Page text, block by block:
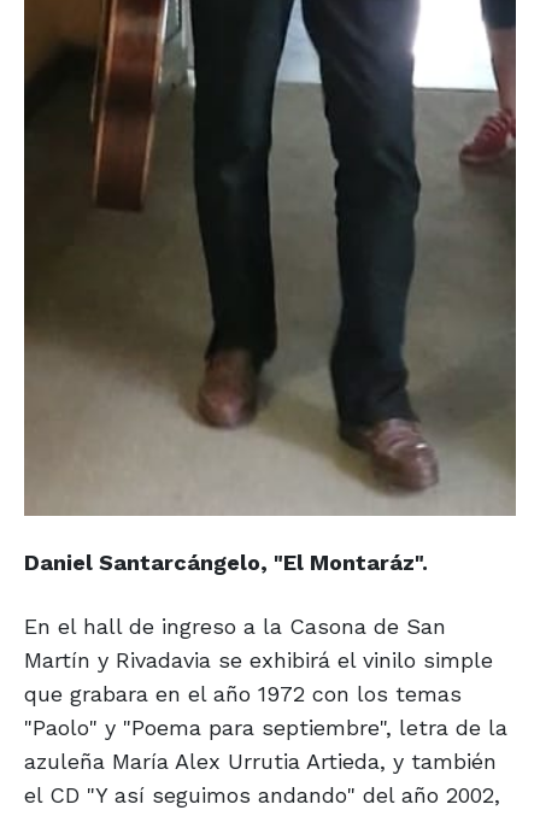
Daniel Santarcángelo, "El Montaráz".
En el hall de ingreso a la Casona de San
Martín y Rivadavia se exhibirá el vinilo simple
que grabara en el año 1972 con los temas
"Paolo" y "Poema para septiembre", letra de la
azuleña María Alex Urrutia Artieda, y también
el CD "Y así seguimos andando" del año 2002,